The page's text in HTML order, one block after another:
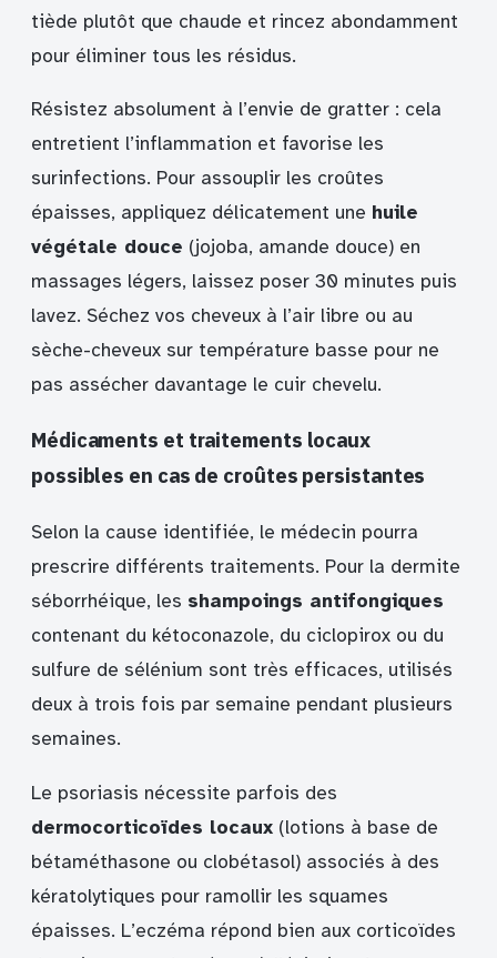
tiède plutôt que chaude et rincez abondamment
pour éliminer tous les résidus.
Résistez absolument à l’envie de gratter : cela
entretient l’inflammation et favorise les
surinfections. Pour assouplir les croûtes
épaisses, appliquez délicatement une huile
végétale douce (jojoba, amande douce) en
massages légers, laissez poser 30 minutes puis
lavez. Séchez vos cheveux à l’air libre ou au
sèche-cheveux sur température basse pour ne
pas assécher davantage le cuir chevelu.
Médicaments et traitements locaux
possibles en cas de croûtes persistantes
Selon la cause identifiée, le médecin pourra
prescrire différents traitements. Pour la dermite
séborrhéique, les shampoings antifongiques
contenant du kétoconazole, du ciclopirox ou du
sulfure de sélénium sont très efficaces, utilisés
deux à trois fois par semaine pendant plusieurs
semaines.
Le psoriasis nécessite parfois des
dermocorticoïdes locaux (lotions à base de
bétaméthasone ou clobétasol) associés à des
kératolytiques pour ramollir les squames
épaisses. L’eczéma répond bien aux corticoïdes